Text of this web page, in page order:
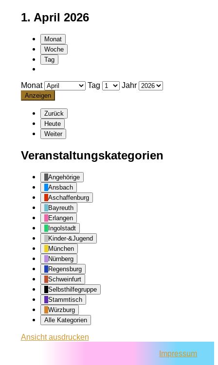
1. April 2026
Monat
Woche
Tag
Monat Tag Jahr
Zurück
Heute
Weiter
Veranstaltungskategorien
Angehörige
Ansbach
Aschaffenburg
Bayreuth
Erlangen
Ingolstadt
Kinder-&Jugend
München
Nürnberg
Regensburg
Schweinfurt
Selbsthilfegruppe
Stammtisch
Würzburg
Alle Kategorien
Ansichtausdrucken
Impressum